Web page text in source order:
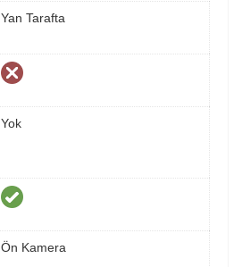
Yan Tarafta
Yok
Ön Kamera